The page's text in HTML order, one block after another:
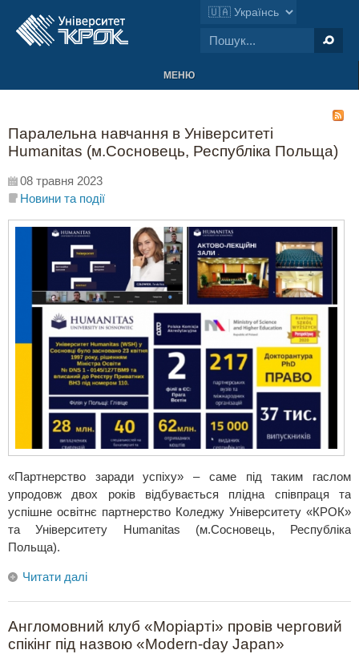
МЕНЮ
Паралельна навчання в Університеті
Humanitas (м.Сосновець, Республіка Польща)
08 травня 2023
Новини та події
«Партнерство заради успіху» – саме під таким гаслом
упродовж двох років відбувається плідна співпраця та
успішне освітнє партнерство Коледжу Університету «КРОК»
та Університету Humanitas (м.Сосновець, Республіка
Польща).
Читати далі
Англомовний клуб «Моріарті» провів черговий
спікінг під назвою «Modern-day Japan»